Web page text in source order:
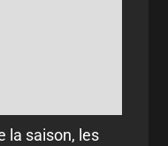
la saison, les